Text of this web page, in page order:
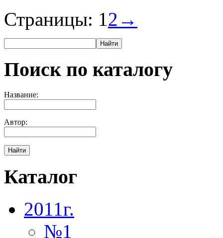
Страницы: 12 →
Найти
Поиск по каталогу
Название:
Автор:
Найти
Каталог
2011г.
№1